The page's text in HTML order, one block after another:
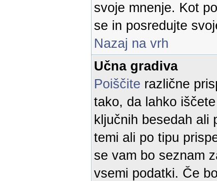
svoje mnenje. Kot
se in posredujte
Nazaj na vrh
Učna gradiva
Poiščite različne
tako, da lahko
ključnih besedah ali
temi ali po tipu
se vam bo seznam
vsemi podatki. Če